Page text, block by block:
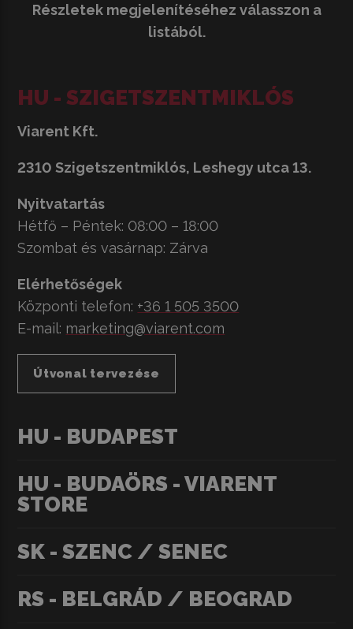
Részletek megjelenítéséhez válasszon a
listából.
HU - SZIGETSZENTMIKLÓS
Viarent Kft.
2310 Szigetszentmiklós, Leshegy utca 13.
Nyitvatartás
Hétfő – Péntek: 08:00 – 18:00
Szombat és vasárnap: Zárva
Elérhetőségek
Központi telefon: +36 1 505 3500
E-mail: marketing@viarent.com
Útvonal tervezése
HU - BUDAPEST
HU - BUDAÖRS - VIARENT
STORE
SK - SZENC / SENEC
RS - BELGRÁD / BEOGRAD